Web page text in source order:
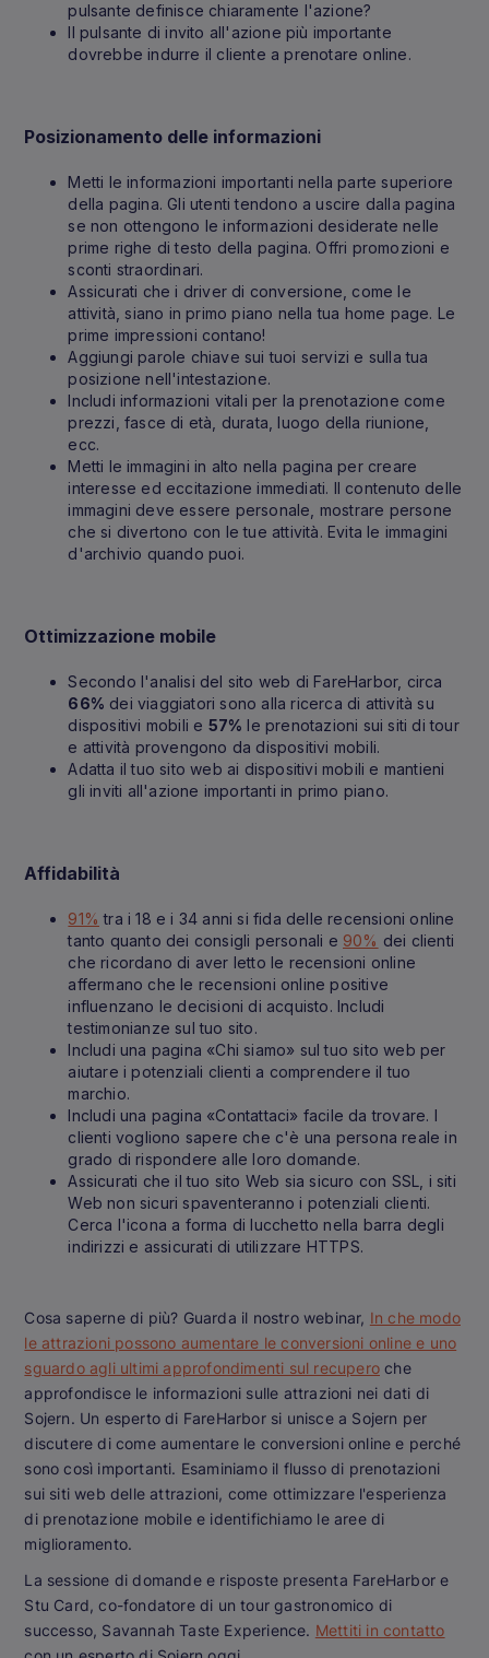
pulsante definisce chiaramente l'azione?
Il pulsante di invito all'azione più importante
dovrebbe indurre il cliente a prenotare online.
Posizionamento delle informazioni
Metti le informazioni importanti nella parte superiore
della pagina. Gli utenti tendono a uscire dalla pagina
se non ottengono le informazioni desiderate nelle
prime righe di testo della pagina. Offri promozioni e
sconti straordinari.
Assicurati che i driver di conversione, come le
attività, siano in primo piano nella tua home page. Le
prime impressioni contano!
Aggiungi parole chiave sui tuoi servizi e sulla tua
posizione nell'intestazione.
Includi informazioni vitali per la prenotazione come
prezzi, fasce di età, durata, luogo della riunione,
ecc.
Metti le immagini in alto nella pagina per creare
interesse ed eccitazione immediati. Il contenuto delle
immagini deve essere personale, mostrare persone
che si divertono con le tue attività. Evita le immagini
d'archivio quando puoi.
Ottimizzazione mobile
Secondo l'analisi del sito web di FareHarbor, circa
66% dei viaggiatori sono alla ricerca di attività su
dispositivi mobili e 57% le prenotazioni sui siti di tour
e attività provengono da dispositivi mobili.
Adatta il tuo sito web ai dispositivi mobili e mantieni
gli inviti all'azione importanti in primo piano.
Affidabilità
91% tra i 18 e i 34 anni si fida delle recensioni online
tanto quanto dei consigli personali e 90% dei clienti
che ricordano di aver letto le recensioni online
affermano che le recensioni online positive
influenzano le decisioni di acquisto. Includi
testimonianze sul tuo sito.
Includi una pagina «Chi siamo» sul tuo sito web per
aiutare i potenziali clienti a comprendere il tuo
marchio.
Includi una pagina «Contattaci» facile da trovare. I
clienti vogliono sapere che c'è una persona reale in
grado di rispondere alle loro domande.
Assicurati che il tuo sito Web sia sicuro con SSL, i siti
Web non sicuri spaventeranno i potenziali clienti.
Cerca l'icona a forma di lucchetto nella barra degli
indirizzi e assicurati di utilizzare HTTPS.
Cosa saperne di più? Guarda il nostro webinar, In che modo
le attrazioni possono aumentare le conversioni online e uno
sguardo agli ultimi approfondimenti sul recupero che
approfondisce le informazioni sulle attrazioni nei dati di
Sojern. Un esperto di FareHarbor si unisce a Sojern per
discutere di come aumentare le conversioni online e perché
sono così importanti. Esaminiamo il flusso di prenotazioni
sui siti web delle attrazioni, come ottimizzare l'esperienza
di prenotazione mobile e identifichiamo le aree di
miglioramento.
La sessione di domande e risposte presenta FareHarbor e
Stu Card, co-fondatore di un tour gastronomico di
successo, Savannah Taste Experience. Mettiti in contatto